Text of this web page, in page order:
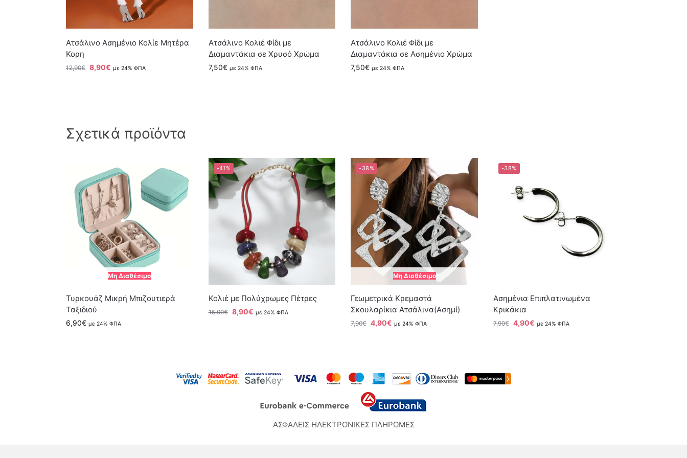
Ατσάλινο Ασημένιο Κολίε Μητέρα
Κορη
12,90€ 8,90€ με 24% ΦΠΑ
Ατσάλινο Κολιέ Φίδι με
Διαμαντάκια σε Χρυσό Χρώμα
7,50€ με 24% ΦΠΑ
Ατσάλινο Κολιέ Φίδι με
Διαμαντάκια σε Ασημένιο Χρώμα
7,50€ με 24% ΦΠΑ
Σχετικά προϊόντα
Μη Διαθέσιμο
Τυρκουάζ Μικρή Μπιζουτιερά
Ταξιδιού
6,90€ με 24% ΦΠΑ
-41%
Κολιέ με Πολύχρωμες Πέτρες
15,00€ 8,90€ με 24% ΦΠΑ
-38%
Μη Διαθέσιμο
Γεωμετρικά Κρεμαστά
Σκουλαρίκια Ατσάλινα(Ασημί)
7,90€ 4,90€ με 24% ΦΠΑ
-38%
Ασημένια Επιπλατινωμένα
Κρικάκια
7,90€ 4,90€ με 24% ΦΠΑ
ΑΣΦΑΛΕΙΣ ΗΛΕΚΤΡΟΝΙΚΕΣ ΠΛΗΡΩΜΕΣ